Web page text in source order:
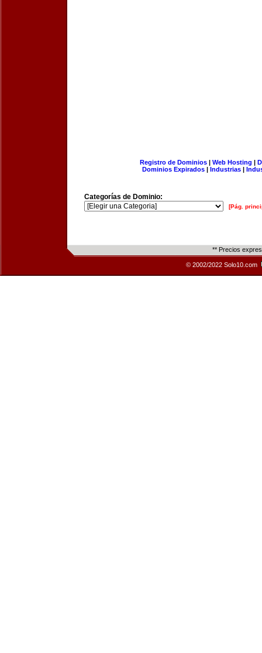
Registro de Dominios| Web Hosting |
Dominios Expirados | Industrias |
Categorías de Dominio:
[Pág.
** Precios
© 2002/2022 Solo10.com